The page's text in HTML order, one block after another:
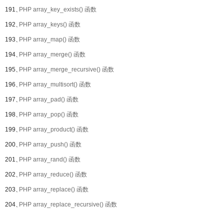
191、PHP array_key_exists() 函数
192、PHP array_keys() 函数
193、PHP array_map() 函数
194、PHP array_merge() 函数
195、PHP array_merge_recursive() 函数
196、PHP array_multisort() 函数
197、PHP array_pad() 函数
198、PHP array_pop() 函数
199、PHP array_product() 函数
200、PHP array_push() 函数
201、PHP array_rand() 函数
202、PHP array_reduce() 函数
203、PHP array_replace() 函数
204、PHP array_replace_recursive() 函数